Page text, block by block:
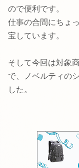
ので便利です。
仕事の合間にちょ
宝しています。
そして今回は対象
で、ノベルティの
した。